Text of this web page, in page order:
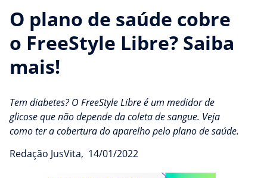
O plano de saúde cobre
o FreeStyle Libre? Saiba
mais!
Tem diabetes? O FreeStyle Libre é um medidor de
glicose que não depende da coleta de sangue. Veja
como ter a cobertura do aparelho pelo plano de saúde.
Redação JusVita, 14/01/2022